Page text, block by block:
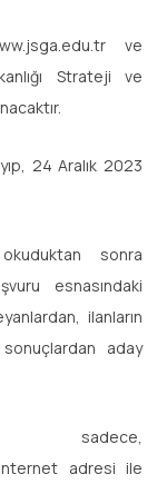
ve
Strateji ve
24 Aralık 2023
sonra
esnasındaki
ilanların
aday
internet adresi ile